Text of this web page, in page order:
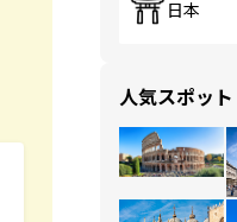
日本
人気スポット